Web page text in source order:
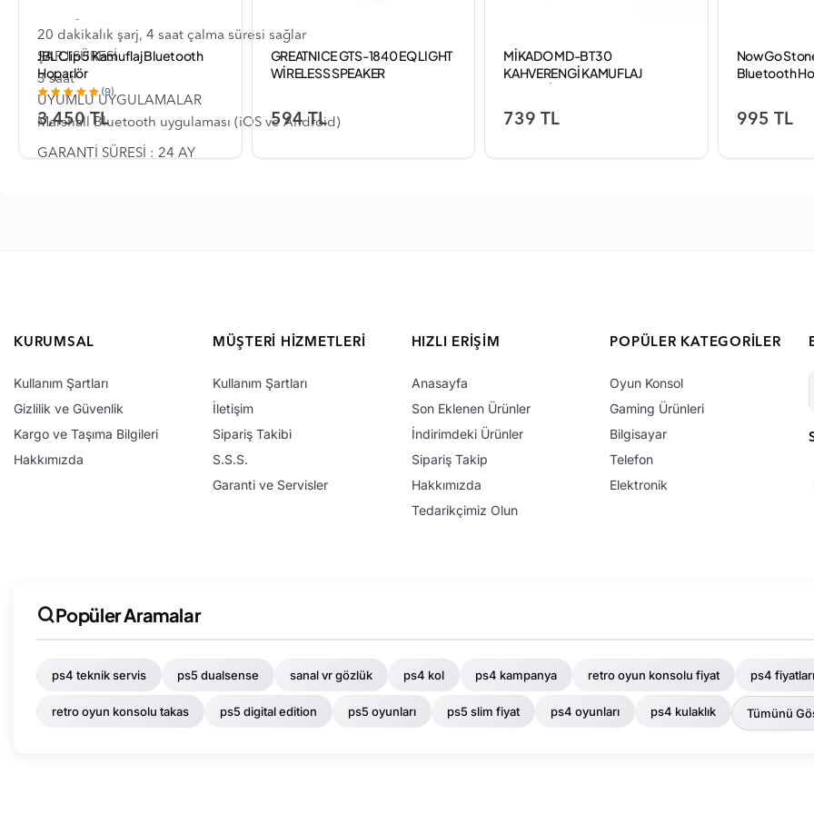
20 dakikalık şarj, 4 saat çalma süresi sağlar
ŞARJ SÜRESİ
3 saat
UYUMLU UYGULAMALAR
Marshall Bluetooth uygulaması (iOS ve Android)
GARANTİ SÜRESİ : 24 AY
JBL Clip 5 Kamuflaj Bluetooth
Hoparlör
(9)
3,450 TL
GREATNICE GTS-1840 EQ LIGHT
WİRELESS SPEAKER
594 TL
MİKADO MD-BT30
KAHVERENGİ KAMUFLAJ
739 TL
NowGo
Bluetooth
995 TL
KURUMSAL
Kullanım Şartları
Gizlilik ve Güvenlik
Kargo ve Taşıma Bilgileri
Hakkımızda
MÜŞTERI HIZMETLERI
Kullanım Şartları
İletişim
Sipariş Takibi
S.S.S.
Garanti ve Servisler
HIZLI ERIŞIM
Anasayfa
Son Eklenen Ürünler
İndirimdeki Ürünler
Sipariş Takip
Hakkımızda
Tedarikçimiz Olun
POPÜLER KATEGORILER
Oyun Konsol
Gaming Ürünleri
Bilgisayar
Telefon
Elektronik
Popüler Aramalar
ps4 teknik servis ps5 dualsense sanal vr gözlük ps4 kol ps4 kampanya retro oyun konsolu fiyat ps4 fiyatları
retro oyun konsolu takas ps5 digital edition ps5 oyunları ps5 slim fiyat ps4 oyunları ps4 kulaklık Tümünü